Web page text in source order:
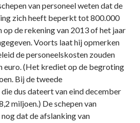
van personeel weten dat de
zich heeft beperkt tot 800.000
op de rekening van 2013 of het jaar
Voorts laat hij opmerken
de personeelskosten zouden
euro. (Het krediet op de begroting
Bij de tweede
dus dateert van eind december
miljoen.) De schepen van
dat de afslanking van